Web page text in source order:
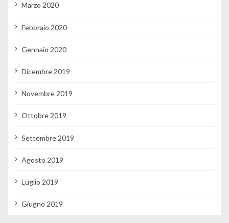
Marzo 2020
Febbraio 2020
Gennaio 2020
Dicembre 2019
Novembre 2019
Ottobre 2019
Settembre 2019
Agosto 2019
Luglio 2019
Giugno 2019